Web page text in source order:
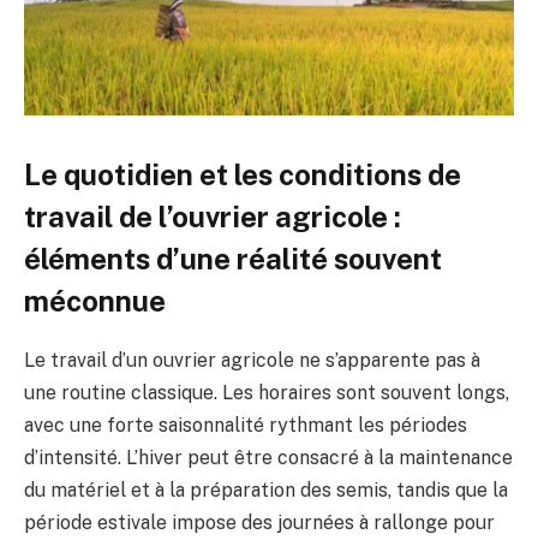
Le quotidien et les conditions de
travail de l’ouvrier agricole :
éléments d’une réalité souvent
méconnue
Le travail d’un ouvrier agricole ne s’apparente pas à
une routine classique. Les horaires sont souvent longs,
avec une forte saisonnalité rythmant les périodes
d’intensité. L’hiver peut être consacré à la maintenance
du matériel et à la préparation des semis, tandis que la
période estivale impose des journées à rallonge pour